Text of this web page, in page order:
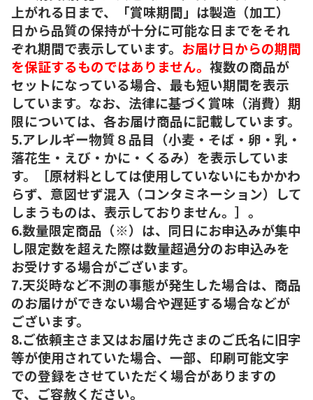
上がれる日まで、「賞味期間」は製造（加工）
日から品質の保持が十分に可能な日までをそれ
ぞれ期間で表示しています。 お届け日からの期間
を保証するものではありません。 複数の商品が
セットになっている場合、最も短い期間を表示
しています。なお、法律に基づく賞味（消費）期
限については、各お届け商品に記載しています。
5.アレルギー物質８品目（小麦・そば・卵・乳・
落花生・えび・かに・くるみ）を表示していま
す。［原材料としては使用していないにもかかわ
らず、意図せず混入（コンタミネーション）して
しまうものは、表示しておりません。］。
6.数量限定商品（※）は、同日にお申込みが集中
し限定数を超えた際は数量超過分のお申込みを
お受けする場合がございます。
7.天災時など不測の事態が発生した場合は、商品
のお届けができない場合や遅延する場合などが
ございます。
8.ご依頼主さま又はお届け先さまのご氏名に旧字
等が使用されていた場合、一部、印刷可能文字
での登録をさせていただく場合がありますの
で、ご容赦ください。